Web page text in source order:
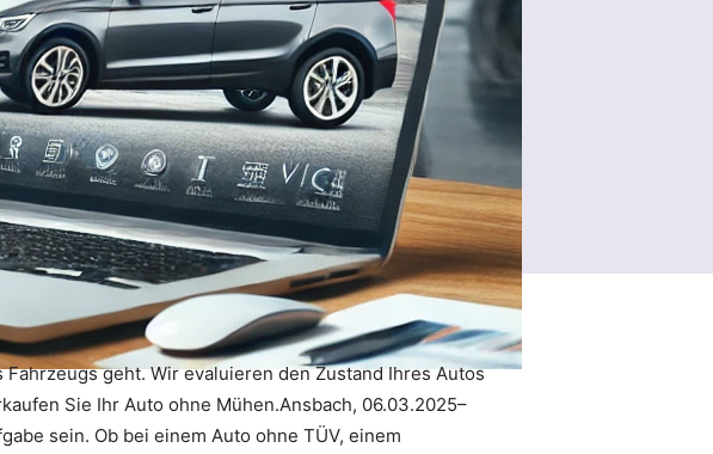
geht. Wir evaluieren den Zustand Ihres Autos
Sie Ihr Auto ohne Mühen.Ansbach, 06.03.2025–
sein. Ob bei einem Auto ohne TÜV, einem